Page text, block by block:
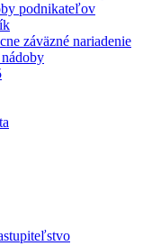
podnikateľov
záväzné nariadenie